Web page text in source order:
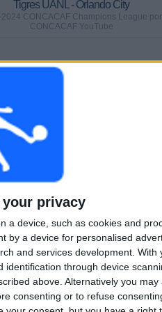
your privacy
a device, such as cookies and
by a device for personalised
and services development. With
through device
above. Alternatively you
consenting or to refuse
Tigres UANL - Orlando City
CONCACAF Champions League por
CONCACAF YouTube
wedstrijd
Tegenstanders
6
VS Inter Miami
53 (80,3%)